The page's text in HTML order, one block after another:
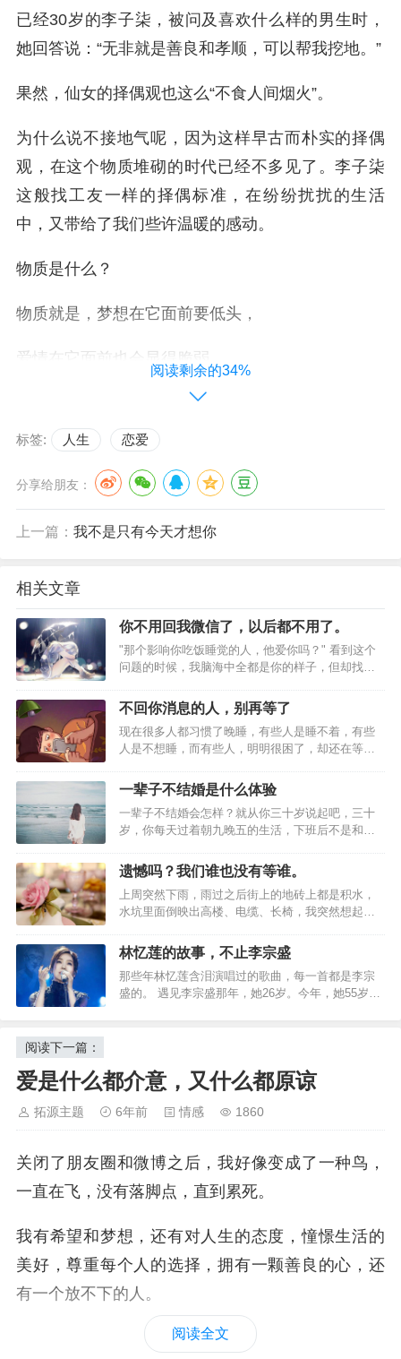
已经30岁的李子柒，被问及喜欢什么样的男生时，
她回答说：“无非就是善良和孝顺，可以帮我挖地。”
果然，仙女的择偶观也这么“不食人间烟火”。
为什么说不接地气呢，因为这样早古而朴实的择偶
观，在这个物质堆砌的时代已经不多见了。李子柒
这般找工友一样的择偶标准，在纷纷扰扰的生活
中，又带给了我们些许温暖的感动。
物质是什么？
物质就是，梦想在它面前要低头，
爱情在它面前也会显得脆弱。
为了生存凑合到一块，
只要有一台缝纫机、自行车、收音机，
就能支撑起一个家庭的幸福，
反正万丈高楼平地起，
有力气干活就行；
现在的人，很精致，
在一起盼望着更精致，
如果没车、没房，
那就是长满刺的高高的栅栏，
能将长跑多年的爱情斩断。
房价、教育资源让爱情变得不那么纯粹，
基于对未来的考量，
为了婚后的生活不必那么狼狈，
便已经让人狼狈不堪了，
有很多人更是跨不过这个坎。
阅读剩余的34%
标签: 人生 恋爱
分享给朋友：
上一篇： 我不是只有今天才想你
相关文章
你不用回我微信了，以后都不用了。
"那个影响你吃饭睡觉的人，他爱你吗？" 看到这个
问题的时候，我脑海中全都是你的样子，但却找不
不喜欢我的第231天。我知道单恋很苦，但我没想到
它这么苦。你知道我有多喜欢你吗？我为了了解你
的喜好，我把你所有的朋友圈都翻了个遍；知道你
喜欢…
不回你消息的人，别再等了
现在很多人都习惯了晚睡，有些人是睡不着，有些
人是不想睡，而有些人，明明很困了，却还在等，
等，也许是在等一句晚安，也许是在等喜欢的人回
复。你有没有这种经历，睡到半夜的时候手机响
了，你睡眼朦胧的爬起来看手机，以为是某个人给
你回消息了，结果却是一条条无关紧要的垃…
一辈子不结婚是什么体验
一辈子不结婚会怎样？就从你三十岁说起吧，三十
岁，你每天过着朝九晚五的生活，下班后不是和好
想，一个人那么轻松自在，又放弃了。四十，五
十，你的工作生活依旧平淡，偶尔会一个人出去旅
游，虽然想玩就玩，想走就走，但也会觉得有点孤
单，可每次有人给你介绍对象，又总有理由…
遗憾吗？我们谁也没有等谁。
上周突然下雨，雨过之后街上的地砖上都是积水，
水坑里面倒映出高楼、电缆、长椅，我突然想起了
颠倒，我会给你怀抱。有人说，听歌听到最后，听
的都是和自己有关的记忆碎片，开心时入耳，伤心
时入心，一不小心被某一句歌词突然触动，就会勾
起一些过往。有一天晚上，梦一场，你白…
林忆莲的故事，不止李宗盛
那些年林忆莲含泪演唱过的歌曲，每一首都是李宗
盛的。 遇见李宗盛那年，她26岁。今年，她55岁。
阅读下一篇：
爱是什么都介意，又什么都原谅
拓源主题 6年前 情感 1860
关闭了朋友圈和微博之后，我好像变成了一种鸟，
一直在飞，没有落脚点，直到累死。
我有希望和梦想，还有对人生的态度，憧憬生活的
美好，尊重每个人的选择，拥有一颗善良的心，还
有一个放不下的人。
阅读全文